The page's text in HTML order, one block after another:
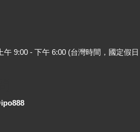
午 9:00 - 下午 6:00 (台灣時間，國定假日